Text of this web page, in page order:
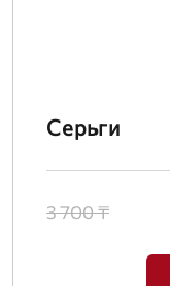
Серьги
3 700 ₸